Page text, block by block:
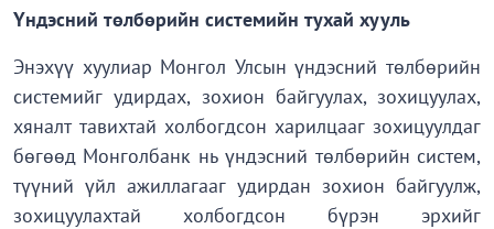
Үндэсний төлбөрийн системийн тухай хууль
Энэхүү хуулиар Монгол Улсын үндэсний төлбөрийн
системийг удирдах, зохион байгуулах, зохицуулах,
хяналт тавихтай холбогдсон харилцааг зохицуулдаг
бөгөөд Монголбанк нь үндэсний төлбөрийн систем,
түүний үйл ажиллагааг удирдан зохион байгуулж,
зохицуулахтай холбогдсон бүрэн эрхийг